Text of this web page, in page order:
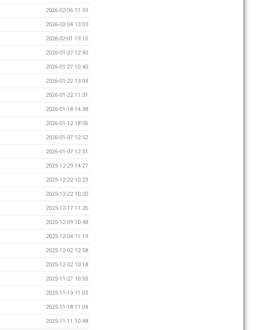
2026-02-06 11:59
2026-02-04 13:03
2026-02-01 19:15
2026-01-27 12:40
2026-01-27 10:40
2026-01-22 13:04
2026-01-22 11:31
2026-01-18 14:38
2026-01-12 18:06
2026-01-07 12:52
2026-01-07 12:51
2025-12-29 14:27
2025-12-22 10:23
2025-12-22 10:20
2025-12-17 11:26
2025-12-09 10:48
2025-12-04 11:19
2025-12-02 12:58
2025-12-02 10:18
2025-11-27 10:55
2025-11-19 11:03
2025-11-18 11:04
2025-11-11 10:48